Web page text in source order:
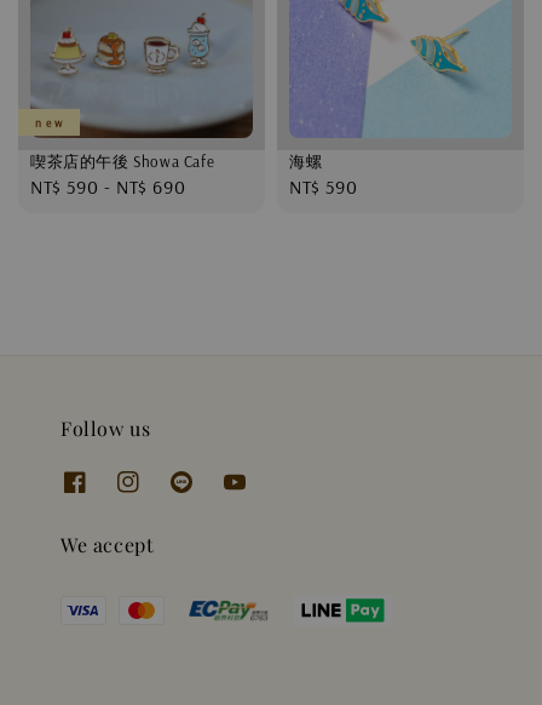
n e w
喫茶店的午後 Showa Cafe
Regular
NT$ 590 - NT$ 690
海螺
Regular
NT$ 590
Follow us
We accept